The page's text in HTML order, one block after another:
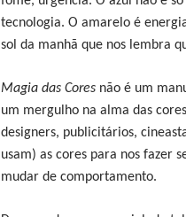
tecnologia. O amarelo é
sol da manhã que nos lembra
Magia das Cores não é um
um mergulho na alma das
designers, publicitários,
usam) as cores para nos fazer
mudar de comportamento.